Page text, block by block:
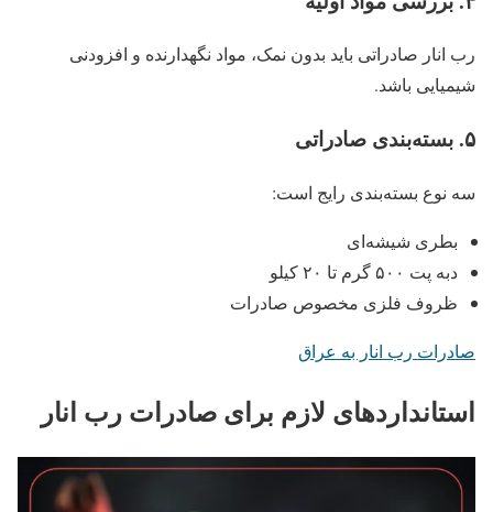
رب انار صادراتی باید بدون نمک، مواد نگهدارنده و افزودنی
شیمیایی باشد.
۵.بسته‌بندی صادراتی
سه نوع بسته‌بندی رایج است:
بطری شیشه‌ای
دبه پت ۵۰۰ گرم تا ۲۰ کیلو
ظروف فلزی مخصوص صادرات
صادرات رب انار به عراق
استانداردهای لازم برای صادرات رب انار